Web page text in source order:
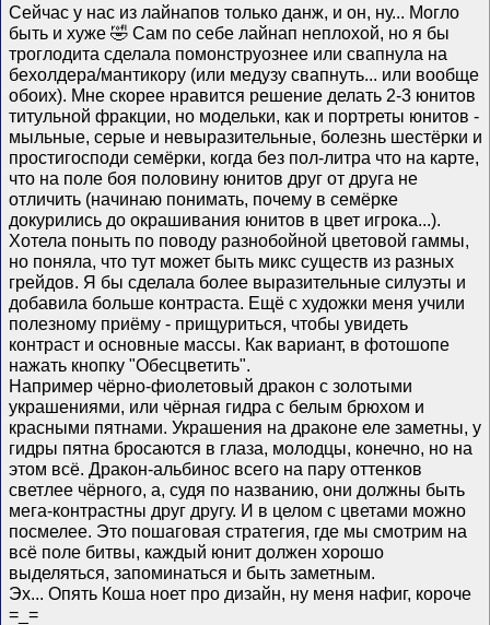
Сейчас у нас из лайнапов только данж, и он, ну... Могло
быть и хуже 🤣 Сам по себе лайнап неплохой, но я бы
троглодита сделала помонструознее или свапнула на
бехолдера/мантикору (или медузу свапнуть... или вообще
обоих). Мне скорее нравится решение делать 2-3 юнитов
титульной фракции, но модельки, как и портреты юнитов -
мыльные, серые и невыразительные, болезнь шестёрки и
простигосподи семёрки, когда без пол-литра что на карте,
что на поле боя половину юнитов друг от друга не
отличить (начинаю понимать, почему в семёрке
докурились до окрашивания юнитов в цвет игрока...).
Хотела поныть по поводу разнобойной цветовой гаммы,
но поняла, что тут может быть микс существ из разных
грейдов. Я бы сделала более выразительные силуэты и
добавила больше контраста. Ещё с художки меня учили
полезному приёму - прищуриться, чтобы увидеть
контраст и основные массы. Как вариант, в фотошопе
нажать кнопку "Обесцветить".
Например чёрно-фиолетовый дракон с золотыми
украшениями, или чёрная гидра с белым брюхом и
красными пятнами. Украшения на драконе еле заметны, у
гидры пятна бросаются в глаза, молодцы, конечно, но на
этом всё. Дракон-альбинос всего на пару оттенков
светлее чёрного, а, судя по названию, они должны быть
мега-контрастны друг другу. И в целом с цветами можно
посмелее. Это пошаговая стратегия, где мы смотрим на
всё поле битвы, каждый юнит должен хорошо
выделяться, запоминаться и быть заметным.
Эх... Опять Коша ноет про дизайн, ну меня нафиг, короче
=_=